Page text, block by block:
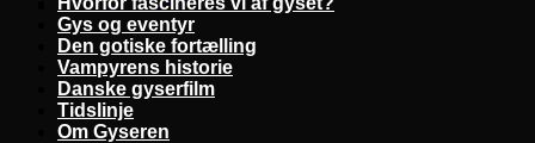
Gys og eventyr
Den gotiske fortælling
Vampyrens historie
Danske gyserfilm
Tidslinje
Om Gyseren